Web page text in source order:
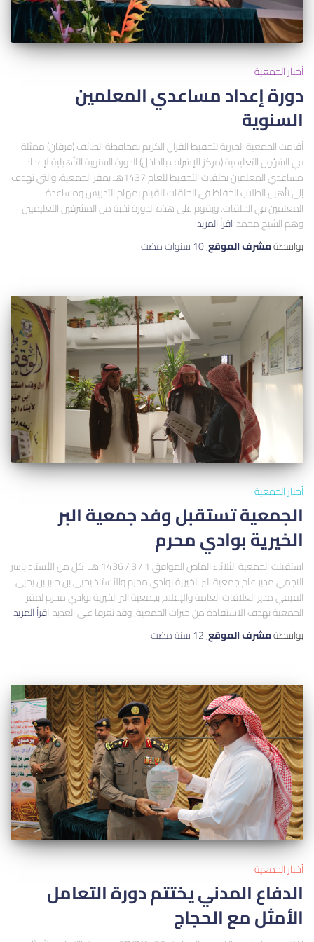
أخبار الجمعية
دورة إعداد مساعدي المعلمين
السنوية
أقامت الجمعية الخيرية لتحفيظ القرآن الكريم بمحافظة الطائف (فرقان) ممثلة
في الشؤون التعليمية (مركز الإشراف بالداخل) الدورة السنوية التأهيلية لإعداد
مساعدي المعلمين بحلقات التحفيظ للعام 1437هـ بمقر الجمعية، والتي تهدف
إلى تأهيل الطلاب الحفاظ في الحلقات للقيام بمهام التدريس ومساعدة
المعلمين في الحلقات. ويقوم على هذه الدورة نخبة من المشرفين التعليميين
وهم الشيخ محمد اقرأ المزيد
بواسطةمشرف الموقع,10 سنوات مضت
أخبار الجمعية
الجمعية تستقبل وفد جمعية البر
الخيرية بوادي محرم
استقبلت الجمعية الثلاثاء الماضِ الموافق 1 / 3 / 1436 هـ كل من الأستاذ ياسر
النجمي مدير عام جمعية البر الخيرية بوادي محرم والأستاذ يحيى بن جابر بن يحيى
الفيفي مدير العلاقات العامة والإعلام بجمعية البر الخيرية بوادي محرم لمقر
الجمعية بهدف الاستفادة من خبرات الجمعية, وقد تعرفا على العديد اقرأ المزيد
بواسطةمشرف الموقع,12 سنة مضت
أخبار الجمعية
الدفاع المدني يختتم دورة التعامل
الأمثل مع الحجاج